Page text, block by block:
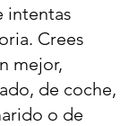
intentas
Crees
mejor,
de coche,
o de